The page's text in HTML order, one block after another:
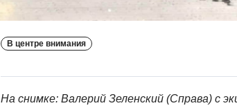
В центре внимания
На снимке: Валерий Зеленский (Справа) с